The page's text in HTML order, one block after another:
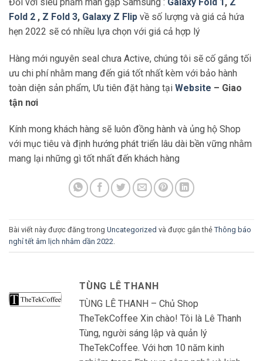
Fold 2 , Z Fold 3, Galaxy Z Flip về số lượng và giá cả hứa
hẹn 2022 sẽ có nhiều lựa chọn với giá cả hợp lý
Hàng mới nguyên seal chưa Active, chúng tôi sẽ cố gắng tối
ưu chi phí nhằm mang đến giá tốt nhất kèm với bảo hành
toàn diện sản phẩm, Ưu tiên đặt hàng tại Website – Giao
tận nơi
Kính mong khách hàng sẽ luôn đồng hành và ủng hộ Shop
với mục tiêu và định hướng phát triển lâu dài bền vững nhằm
mang lại những gì tốt nhất đến khách hàng
Bài viết này được đăng trong Uncategorized và được gắn thẻ Thông báo
nghỉ tết âm lịch nhâm dần 2022
TÙNG LÊ THANH
TÙNG LÊ THANH – Chủ Shop
TheTekCoffee Xin chào! Tôi là Lê Thanh
Tùng, người sáng lập và quản lý
TheTekCoffee. Với hơn 10 năm kinh